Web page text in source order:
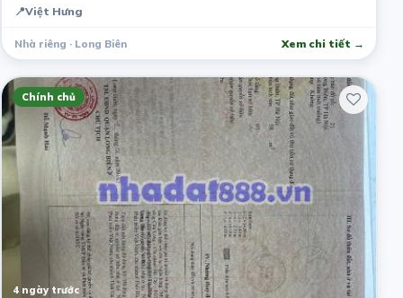
📍Việt Hưng
Nhà riêng · Long Biên Xem chi tiết →
Chính chủ
4 ngày trước